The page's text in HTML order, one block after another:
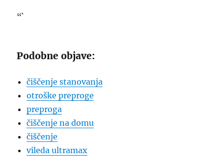
“`
Podobne objave:
čiščenje stanovanja
otroške preproge
preproga
čiščenje na domu
čiščenje
vileda ultramax